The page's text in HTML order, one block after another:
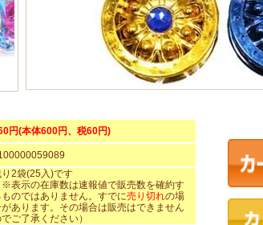
円(本体600円、税60円)
り2袋(25入)です
※表示の在庫数は速報値で販売数を確約す
ものではありません。すでに売り切れの場
あります。その場合は販売はできません
ご了承ください）